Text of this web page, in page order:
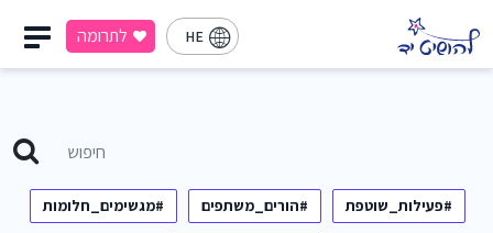
HE לתרומה
#פעילות_שוטפת #הורים_משתפים #מגשימים_חלומות